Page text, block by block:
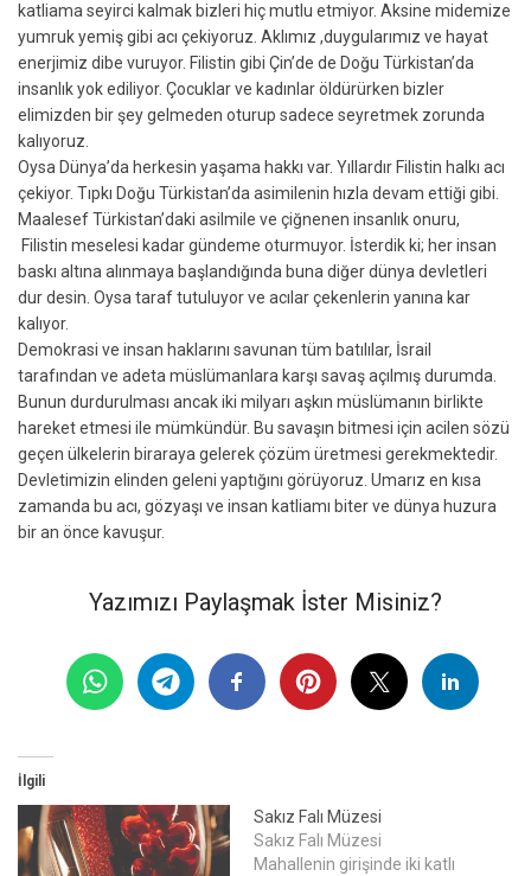
katliama seyirci kalmak bizleri hiç mutlu etmiyor. Aksine midemize
yumruk yemiş gibi acı çekiyoruz. Aklımız ,duygularımız ve hayat
enerjimiz dibe vuruyor. Filistin gibi Çin’de de Doğu Türkistan’da
insanlık yok ediliyor. Çocuklar ve kadınlar öldürürken bizler
elimizden bir şey gelmeden oturup sadece seyretmek zorunda
kalıyoruz.
Oysa Dünya’da herkesin yaşama hakkı var. Yıllardır Filistin halkı acı
çekiyor. Tıpkı Doğu Türkistan’da asimilenin hızla devam ettiği gibi.
Maalesef Türkistan’daki asilmile ve çiğnenen insanlık onuru,
Filistin meselesi kadar gündeme oturmuyor. İsterdik ki; her insan
baskı altına alınmaya başlandığında buna diğer dünya devletleri
dur desin. Oysa taraf tutuluyor ve acılar çekenlerin yanına kar
kalıyor.
Demokrasi ve insan haklarını savunan tüm batılılar, İsrail
tarafından ve adeta müslümanlara karşı savaş açılmış durumda.
Bunun durdurulması ancak iki milyarı aşkın müslümanın birlikte
hareket etmesi ile mümkündür. Bu savaşın bitmesi için acilen sözü
geçen ülkelerin biraraya gelerek çözüm üretmesi gerekmektedir.
Devletimizin elinden geleni yaptığını görüyoruz. Umarız en kısa
zamanda bu acı, gözyaşı ve insan katliamı biter ve dünya huzura
bir an önce kavuşur.
Yazımızı Paylaşmak İster Misiniz?
İlgili
Sakız Falı Müzesi
Sakız Falı Müzesi
Mahallenin girişinde iki katlı